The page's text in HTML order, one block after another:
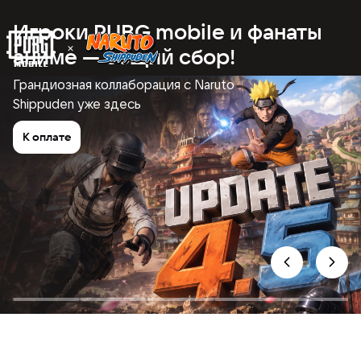
Игроки PUBG mobile и фанаты
аниме — общий сбор!
Грандиозная коллаборация с Naruto
Shippuden уже здесь
К оплате